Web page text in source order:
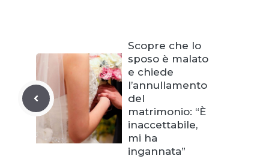
Scopre che lo
sposo è malato
e chiede
l’annullamento
del
matrimonio: “È
inaccettabile,
mi ha
ingannata”